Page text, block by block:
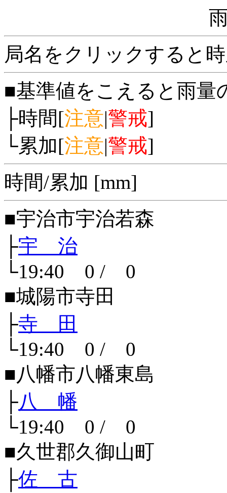
局名をクリックすると
■基準値をこえると雨量
├時間[注意|警戒]
└累加[注意|警戒]
時間/累加 [mm]
■宇治市宇治若森
├宇 治
└19:40 0 / 0
■城陽市寺田
├寺 田
└19:40 0 / 0
■八幡市八幡東島
├八 幡
└19:40 0 / 0
■久世郡久御山町
├佐 古